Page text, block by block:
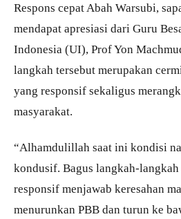
Respons cepat Abah Warsubi,
mendapat apresiasi dari Guru
Indonesia (UI), Prof Yon
langkah tersebut merupakan
yang responsif sekaligus
masyarakat.
“Alhamdulillah saat ini kondisi
kondusif. Bagus langkah-
responsif menjawab keresahan
menurunkan PBB dan turun ke